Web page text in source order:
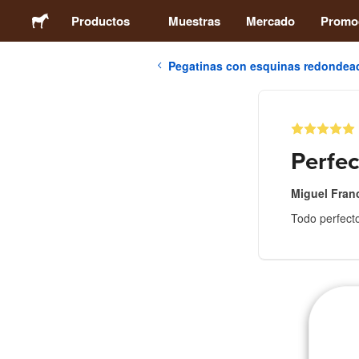
Productos Muestras Mercado
Pegatinas con esquinas
Miguel
Todo